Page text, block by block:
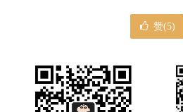
赞(5)